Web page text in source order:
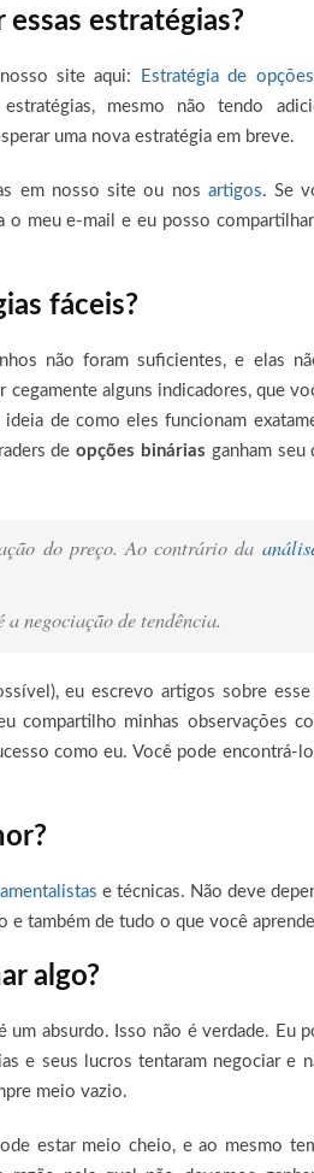
estratégias?
site aqui: Estratégia de
mesmo não tendo
uma nova estratégia em breve.
em nosso site ou nos artigos. Se
o meu e-mail e eu posso
fáceis?
não foram suficientes, e elas
cegamente alguns indicadores, que
de como eles funcionam
deopções binárias ganham seu
do preço. Ao contrário da
negociação de tendência.
eu escrevo artigos sobre
compartilho minhas observações
como eu. Você pode encontrá-
e técnicas. Não deve
e também de tudo o que você
algo?
um absurdo. Isso não é verdade. Eu
e seus lucros tentaram negociar e
meio vazio.
estar meio cheio, e ao mesmo